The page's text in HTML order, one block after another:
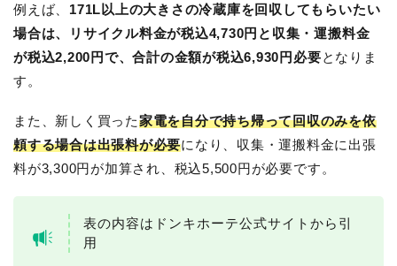
例えば、 171L以上の大きさの冷蔵庫を回収してもらいたい
場合は、リサイクル料金が税込4,730円と収集・運搬料金
が税込2,200円で、合計の金額が税込6,930円必要となりま
す。
また、新しく買った家電を自分で持ち帰って回収のみを依
頼する場合は出張料が必要になり、収集・運搬料金に出張
料が3,300円が加算され、税込5,500円が必要です。
表の内容はドンキホーテ公式サイトから引
用